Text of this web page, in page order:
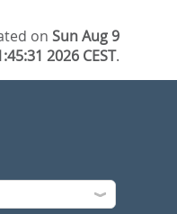
onSun Aug 9
2026 CEST.